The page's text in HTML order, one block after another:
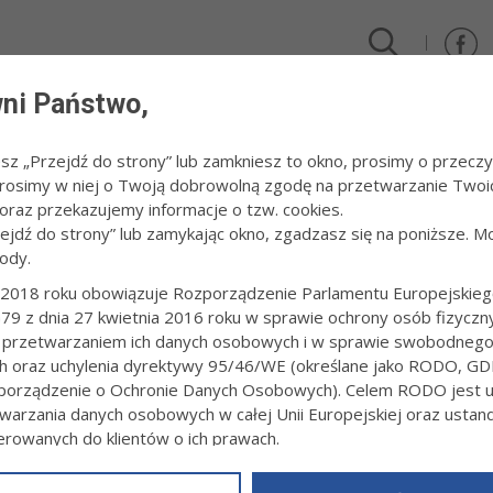
/ SP 18 - rozpoczęcie roku szkolnego
ROKU SZKOLNEGO
r.fot. Paweł Topolski
PRZECZYTAJ O ROZPOCZĘCIU ROKU
Państwo,
„Przejdź do strony” lub zamkniesz to okno, prosimy o
w niej o Twoją dobrowolną zgodę na przetwarzanie
przekazujemy informacje o tzw. cookies.
do strony” lub zamykając okno, zgadzasz się na poniższe.
roku obowiązuje Rozporządzenie Parlamentu
z dnia 27 kwietnia 2016 roku w sprawie ochrony osób
ich danych osobowych i w sprawie
oraz uchylenia dyrektywy 95/46/WE (określane jako RODO,
o Ochronie Danych Osobowych). Celem RODO jest
danych osobowych w całej Unii Europejskiej oraz
do klientów o ich prawach.
powyższym, w zakładceRODOna stroniehttps://